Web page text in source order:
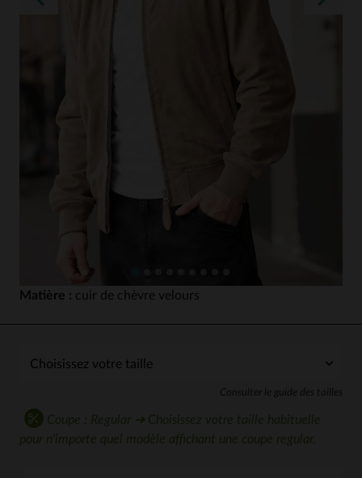
Matière : cuir de chèvre velours
Consulter le guide des tailles
Coupe : Regular ➔ Choisissez votre taille habituelle
pour n'importe quel modèle affichant une coupe regular.